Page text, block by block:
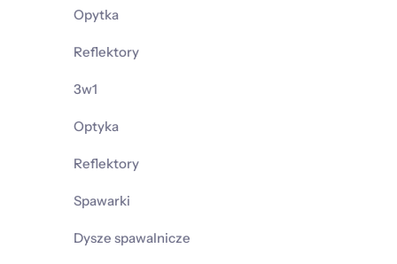
Opytka
Reflektory
3w1
Optyka
Reflektory
Spawarki
Dysze spawalnicze